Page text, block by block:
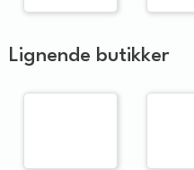
Lignende butikker